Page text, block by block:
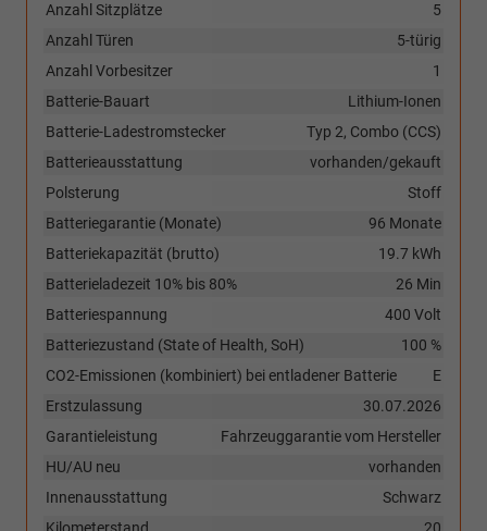
5
Anzahl Sitzplätze
5-türig
Anzahl Türen
1
Anzahl Vorbesitzer
Lithium-Ionen
Batterie-Bauart
Typ 2, Combo (CCS)
Batterie-Ladestromstecker
vorhanden/gekauft
Batterieausstattung
Stoff
Polsterung
96 Monate
Batteriegarantie (Monate)
19.7 kWh
Batteriekapazität (brutto)
26 Min
Batterieladezeit 10% bis 80%
400 Volt
Batteriespannung
100 %
Batteriezustand (State of Health, SoH)
E
CO2-Emissionen (kombiniert) bei entladener Batterie
30.07.2026
Erstzulassung
Fahrzeuggarantie vom Hersteller
Garantieleistung
vorhanden
HU/AU neu
Schwarz
Innenausstattung